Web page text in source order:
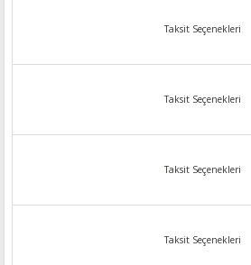
Taksit Seçenekleri
Taksit Seçenekleri
Taksit Seçenekleri
Taksit Seçenekleri